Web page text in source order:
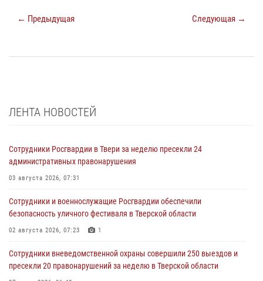
← Предыдущая Следующая →
ЛЕНТА НОВОСТЕЙ
Сотрудники Росгвардии в Твери за неделю пресекли 24
административных правонарушения
03 августа 2026, 07:31
Сотрудники и военнослужащие Росгвардии обеспечили
безопасность уличного фестиваля в Тверской области
02 августа 2026, 07:23 1
Сотрудники вневедомственной охраны совершили 250 выездов и
пресекли 20 правонарушений за неделю в Тверской области